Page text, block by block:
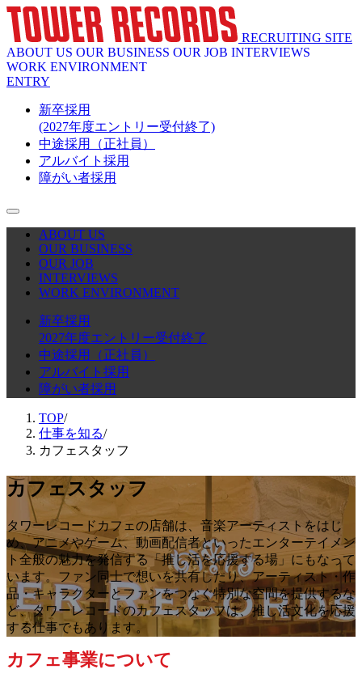
RECRUITING SITE
ABOUT US OUR BUSINESS OUR JOB INTERVIEWS
WORK ENVIRONMENT
ENTRY
新卒採用
(2027年度エントリー受付終了)
中途採用（正社員）
アルバイト採用
障がい者採用
ABOUT US
OUR BUSINESS
OUR JOB
INTERVIEWS
WORK ENVIRONMENT
新卒採用
2027年度エントリー受付終了
中途採用（正社員）
アルバイト採用
障がい者採用
TOP/
仕事を知る/
カフェスタッフ
カフェスタッフ
タワーレコードカフェの店舗は、音楽アーティストをはじ
め、アニメやゲーム、動画配信者といったエンターテイメン
ト全般の魅力を発信する「推し活を応援する場」にもなって
います。ファン同士で想いを共有したり、アーティスト・作
品・キャラクターとファンをつなぐ特別な空間を提供するな
ど、タワーレコードのカフェスタッフは、推し活文化を応援
する仕事でもあります。
カフェ事業について